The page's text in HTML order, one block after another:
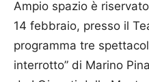
Ampio spazio è
14 febbraio, presso il
programma tre
interrotto” di Marino